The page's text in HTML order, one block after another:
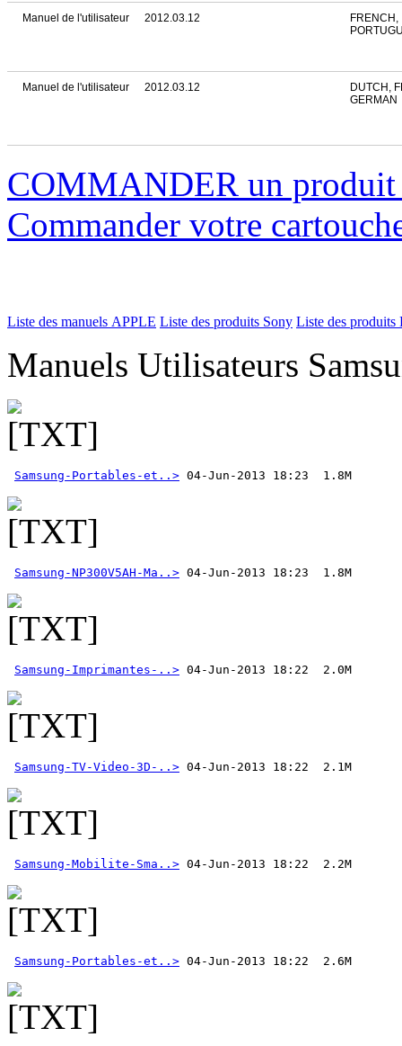
Manuel de l'utilisateur 2012.03.12
FRENCH,
Manuel de l'utilisateur 2012.03.12
DUTCH,
GERMAN
COMMANDER un
Commander votre
Liste des manuels APPLE Liste des produits Sony Liste des produits
Manuels Utilisateurs
Samsung-Portables-et..>
Samsung-NP300V5AH-Ma..>
Samsung-Imprimantes-..>
Samsung-TV-Video-3D-..>
Samsung-Mobilite-Sma..>
Samsung-Portables-et..>